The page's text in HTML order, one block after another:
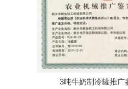
3吨牛奶制冷罐推广